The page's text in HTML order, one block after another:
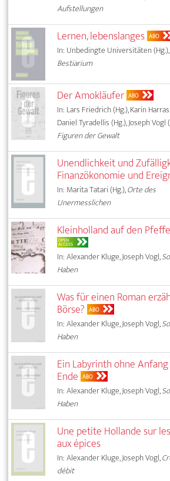
Aufstellungen
Lernen, lebenslanges ABO
In: Unbedingte Universitäten (Hg.),
Bestiarium
Der Amokläufer ABO
In: Lars Friedrich (Hg.), Karin
Daniel Tyradellis (Hg.), Joseph Vogl
Figuren der Gewalt
Unendlichkeit und
Finanzökonomie und
In: Marita Tatari (Hg.),Orte des
Unermesslichen
Kleinholland auf den
OPEN
ACCESS
In: Alexander Kluge, Joseph Vogl,
Haben
Was für einen Roman
Börse? ABO
In: Alexander Kluge, Joseph Vogl,
Haben
Ein Labyrinth ohne
Ende ABO
In: Alexander Kluge, Joseph Vogl,
Haben
Une petite Hollande sur
aux épices
In: Alexander Kluge, Joseph Vogl,
débit